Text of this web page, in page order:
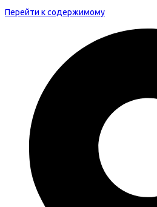
Перейти к содержимому